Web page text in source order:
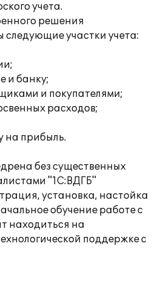
учета.
решения
участки учета:
и банку;
и покупателями;
расходов;
на прибыль.
без существенных
"1С:ВДГБ"
установка, настойка
обучение работе с
находиться на
поддержке c